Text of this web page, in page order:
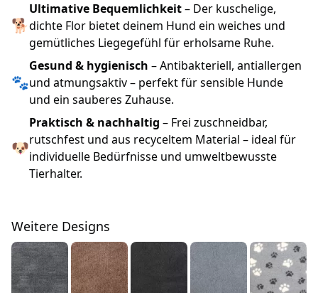
🐕
Ultimative Bequemlichkeit– Der kuschelige,
dichte Flor bietet deinem Hund ein weiches und
gemütliches Liegegefühl für erholsame Ruhe.
🐾
Gesund & hygienisch – Antibakteriell, antiallergen
und atmungsaktiv – perfekt für sensible Hunde
und ein sauberes Zuhause.
🐶
Praktisch & nachhaltig – Frei zuschneidbar,
rutschfest und aus recyceltem Material – ideal für
individuelle Bedürfnisse und umweltbewusste
Tierhalter.
Weitere Designs